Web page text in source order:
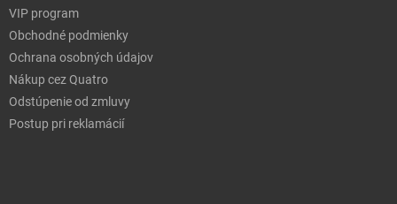
VIP program
Obchodné podmienky
Ochrana osobných údajov
Nákup cez Quatro
Odstúpenie od zmluvy
Postup pri reklamácií